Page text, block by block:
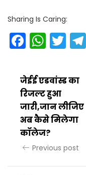
Sharing Is Caring:
जेईई एडवांस्ड का
रिजल्ट हुआ
जारी,जान लीजिए
अब कैसे मिलेगा
कॉलेज?
Previous post